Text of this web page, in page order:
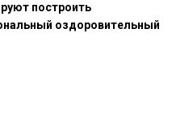
построить
оздоровительный